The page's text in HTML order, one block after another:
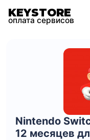
KEYSTORE
оплата сервисов
Nintendo
12 месяцев